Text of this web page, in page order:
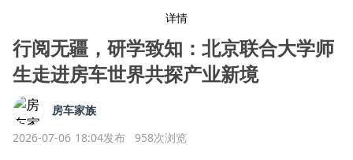
详情
行阅无疆，研学致知：北京联合大学师
生走进房车世界共探产业新境
房车家族
2026-07-06 18:04发布
958次浏览